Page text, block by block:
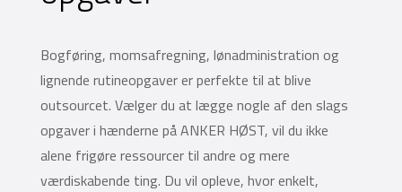
Bogføring, momsafregning, lønadministration og
lignende rutineopgaver er perfekte til at blive
outsourcet. Vælger du at lægge nogle af den slags
opgaver i hænderne på ANKER HØST, vil du ikke
alene frigøre ressourcer til andre og mere
værdiskabende ting. Du vil opleve, hvor enkelt,